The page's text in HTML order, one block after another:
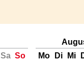
Sa So
Mo
Di Mi